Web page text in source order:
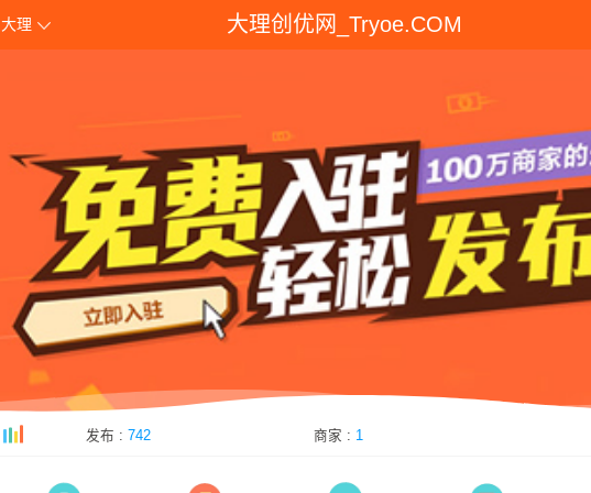
大理 大理创优网_Tryoe.COM
发布 : 742 商家 : 1